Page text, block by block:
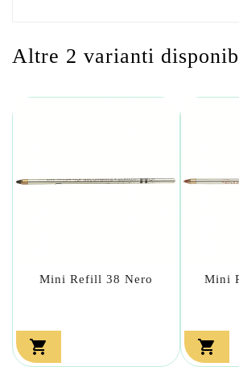
Altre 2 varianti
Mini Refill 38 Nero

Mini
